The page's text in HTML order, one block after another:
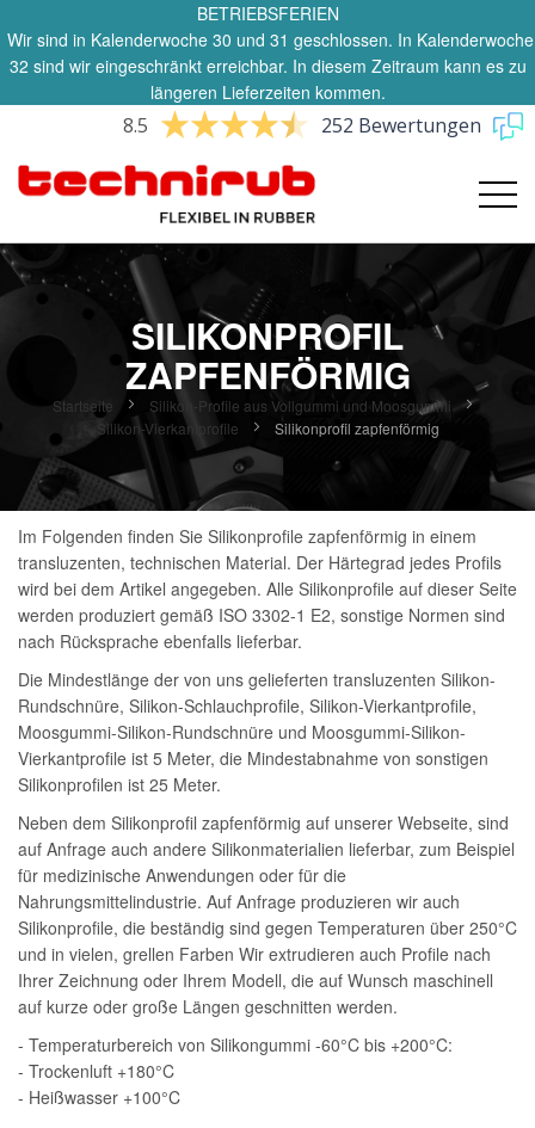
BETRIEBSFERIEN
Wir sind in Kalenderwoche 30 und 31 geschlossen. In Kalenderwoche
32 sind wir eingeschränkt erreichbar. In diesem Zeitraum kann es zu
längeren Lieferzeiten kommen.
8.5 252 Bewertungen
SILIKONPROFIL
ZAPFENFÖRMIG
Startseite
Silikon-Profile aus Vollgummi und Moosgummi
Silikon-Vierkantprofile
Silikonprofil zapfenförmig
Im Folgenden finden Sie Silikonprofile zapfenförmig in einem
transluzenten, technischen Material. Der Härtegrad jedes Profils
wird bei dem Artikel angegeben. Alle Silikonprofile auf dieser Seite
werden produziert gemäß ISO 3302-1 E2, sonstige Normen sind
nach Rücksprache ebenfalls lieferbar.
Die Mindestlänge der von uns gelieferten transluzenten Silikon-
Rundschnüre, Silikon-Schlauchprofile, Silikon-Vierkantprofile,
Moosgummi-Silikon-Rundschnüre und Moosgummi-Silikon-
Vierkantprofile ist 5 Meter, die Mindestabnahme von sonstigen
Silikonprofilen ist 25 Meter.
Neben dem Silikonprofil zapfenförmig auf unserer Webseite, sind
auf Anfrage auch andere Silikonmaterialien lieferbar, zum Beispiel
für medizinische Anwendungen oder für die
Nahrungsmittelindustrie. Auf Anfrage produzieren wir auch
Silikonprofile, die beständig sind gegen Temperaturen über 250°C
und in vielen, grellen Farben Wir extrudieren auch Profile nach
Ihrer Zeichnung oder Ihrem Modell, die auf Wunsch maschinell
auf kurze oder große Längen geschnitten werden.
- Temperaturbereich von Silikongummi -60°C bis +200°C:
- Trockenluft +180°C
- Heißwasser +100°C